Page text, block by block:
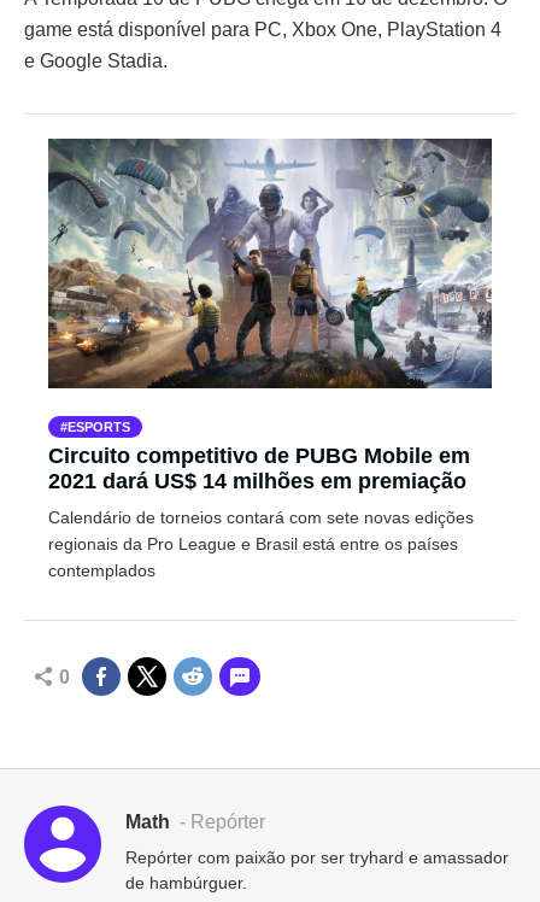
game está disponível para PC, Xbox One, PlayStation 4
e Google Stadia.
ESPORTS
Circuito competitivo de PUBG Mobile em
2021 dará US$ 14 milhões em premiação
Calendário de torneios contará com sete novas edições
regionais da Pro League e Brasil está entre os países
contemplados
0
Math - Repórter
Repórter com paixão por ser tryhard e amassador
de hambúrguer.